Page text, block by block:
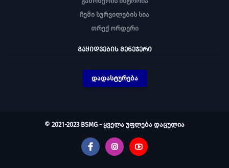
ჩემი სურვილების სია
თრექ ორდერი
ᲒᲐᲧᲘᲓᲕᲔᲑᲘᲡ ᲛᲔᲜᲔᲯᲔᲠᲘ
დადასტურება
© 2021-2023 BSMG - ყველა უფლება დაცულია